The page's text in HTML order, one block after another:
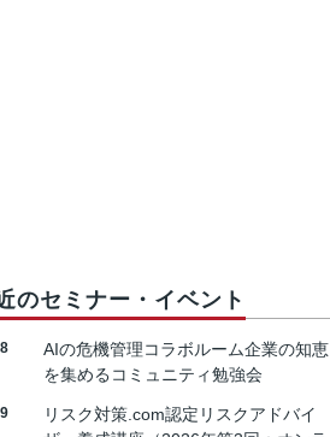
のセミナー・イベント
AIの危機管理コラボルーム企業の知恵
を集めるコミュニティ勉強会
リスク対策.com認定リスクアドバイ